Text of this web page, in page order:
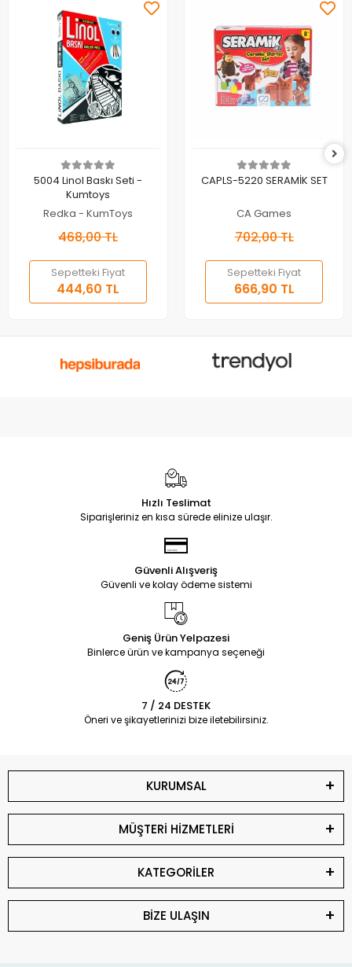
Sepete Ekle
5004 Linol Baskı Seti -
Kumtoys
Redka - KumToys
468,00 TL
Sepetteki Fiyat
444,60 TL
Sepete Ekle
CAPLS-5220 SERAMİK SET
CA Games
702,00 TL
Sepetteki Fiyat
666,90 TL
Hızlı Teslimat
Siparişleriniz en kısa sürede elinize ulaşır.
Güvenli Alışveriş
Güvenli ve kolay ödeme sistemi
Geniş Ürün Yelpazesi
Binlerce ürün ve kampanya seçeneği
7 / 24 DESTEK
Öneri ve şikayetlerinizi bize iletebilirsiniz.
KURUMSAL
MÜŞTERİ HİZMETLERİ
KATEGORİLER
BİZE ULAŞIN